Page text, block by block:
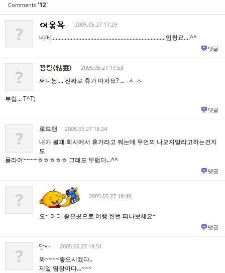
Comments '12'
? 2005.05.27 17:29
네에............................................................................엄청요....^^
댓글
? 2005.05.27 17:53
써니뉨.... 진짜로 휴가 마자요? ... -ㅅ-ㅎ
부럽... T^T;
댓글
? 로드맨 2005.05.27 18:24
내가 볼때 회사에서 휴가라고 줘는데 무언의 나오지말라고하는건지
도
몰라여~~~~ㅎㅎㅎㅎㅎ 그래도 부럽다...^^
댓글
? 2005.05.27 18:48
오~ 어디 좋은곳으로 여행 한번 떠나보세요~
댓글
? 2005.05.27 19:51
와~~~~좋으시겠다..
제일 염장이다...~~~